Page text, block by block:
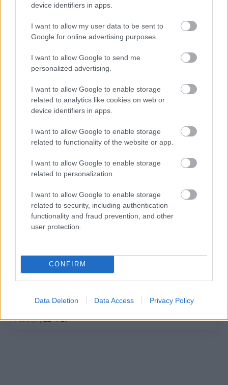
device identifiers in apps.
I want to allow my user data to be sent to
Google for online advertising purposes.
I want to allow Google to send me
personalized advertising.
I want to allow Google to enable storage
related to analytics like cookies on web or
device identifiers in apps.
I want to allow Google to enable storage
related to functionality of the website or app.
I want to allow Google to enable storage
related to personalization.
I want to allow Google to enable storage
related to security, including authentication
functionality and fraud prevention, and other
user protection.
CONFIRM
Data Deletion Data Access Privacy Policy
Μεσημέρι
31°
Άνεμος 4 bfΒόρειος-βορειοανατολικός
Αισθητή30° / 31°
Απόγευμα
31°
Άνεμος 3 bfΒορειοανατολικός
27°23°
Ανατολικός-νοτιοανατολικός
Αισθητή22° / 27°